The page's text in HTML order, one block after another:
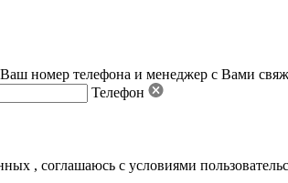
номер телефона и менеджер с Вами
Телефон
, соглашаюсь с условиями